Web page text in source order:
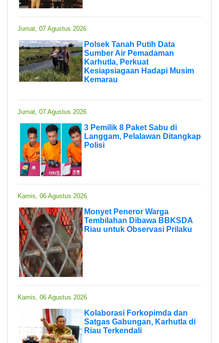
Jumat, 07 Agustus 2026
Polsek Tanah Putih Data
Sumber Air Pemadaman
Karhutla, Perkuat
Kesiapsiagaan Hadapi Musim
Kemarau
Jumat, 07 Agustus 2026
3 Pemilik 8 Paket Sabu di
Langgam, Pelalawan Ditangkap
Polisi
Kamis, 06 Agustus 2026
Monyet Peneror Warga
Tembilahan Dibawa BBKSDA
Riau untuk Observasi Prilaku
Kamis, 06 Agustus 2026
Kolaborasi Forkopimda dan
Satgas Gabungan, Karhutla di
Riau Terkendali